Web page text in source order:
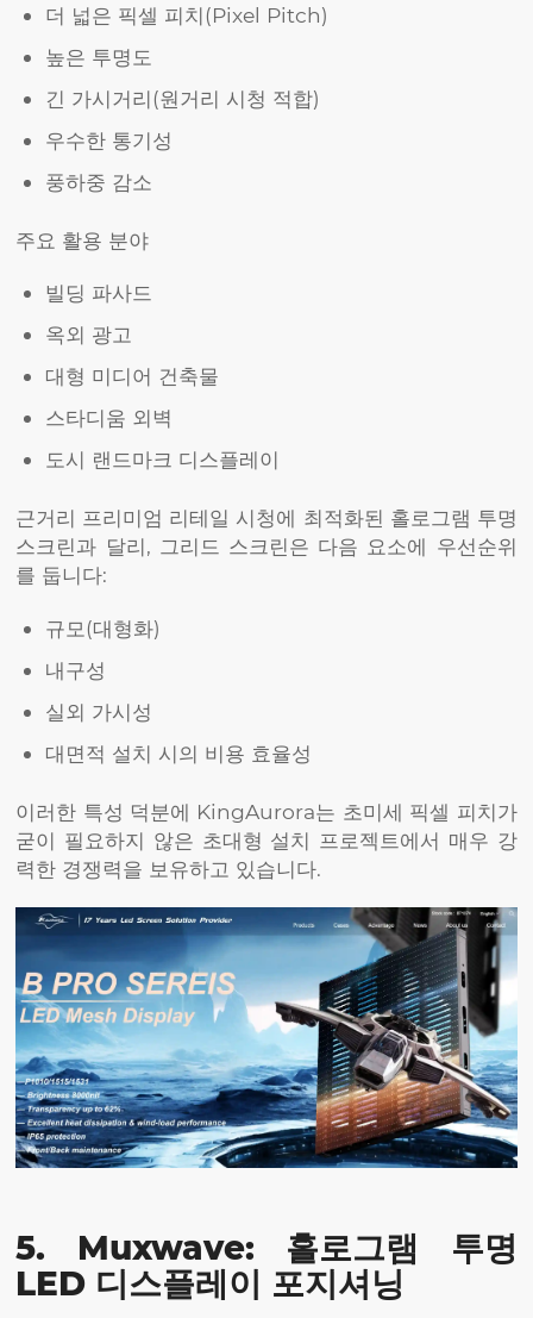
더 넓은 픽셀 피치(Pixel Pitch)
높은 투명도
긴 가시거리(원거리 시청 적합)
우수한 통기성
풍하중 감소
주요 활용 분야
빌딩 파사드
옥외 광고
대형 미디어 건축물
스타디움 외벽
도시 랜드마크 디스플레이
근거리 프리미엄 리테일 시청에 최적화된 홀로그램 투명
스크린과 달리, 그리드 스크린은 다음 요소에 우선순위
를 둡니다:
규모(대형화)
내구성
실외 가시성
대면적 설치 시의 비용 효율성
이러한 특성 덕분에 KingAurora는 초미세 픽셀 피치가
굳이 필요하지 않은 초대형 설치 프로젝트에서 매우 강
력한 경쟁력을 보유하고 있습니다.
5. Muxwave: 홀로그램 투명
LED 디스플레이 포지셔닝